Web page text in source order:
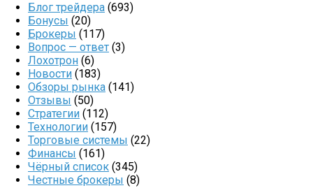
Блог трейдера (693)
Бонусы (20)
Брокеры (117)
Вопрос — ответ (3)
Лохотрон (6)
Новости (183)
Обзоры рынка (141)
Отзывы (50)
Стратегии (112)
Технологии (157)
Торговые системы (22)
Финансы (161)
Чёрный список (345)
Честные брокеры (8)